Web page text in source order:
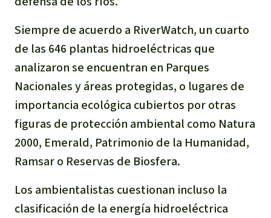
Siempre de acuerdo a RiverWatch, un cuarto
de las 646 plantas hidroeléctricas que
analizaron se encuentran en Parques
Nacionales y áreas protegidas, o lugares de
importancia ecológica cubiertos por otras
figuras de protección ambiental como Natura
2000, Emerald, Patrimonio de la Humanidad,
Ramsar o Reservas de Biosfera.
Los ambientalistas cuestionan incluso la
clasificación de la energía hidroeléctrica